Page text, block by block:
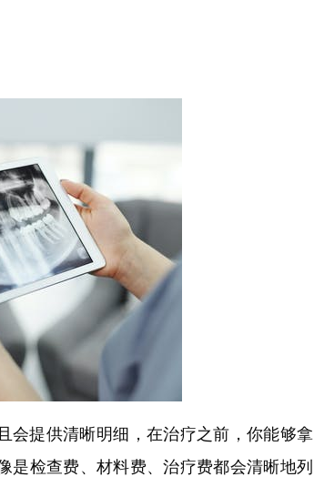
会提供清晰明细，在治疗之前，你能够拿
是检查费、材料费、治疗费都会清晰地列